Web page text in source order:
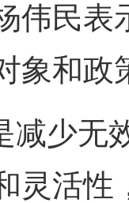
伟民表
象和政
减少无
灵活性